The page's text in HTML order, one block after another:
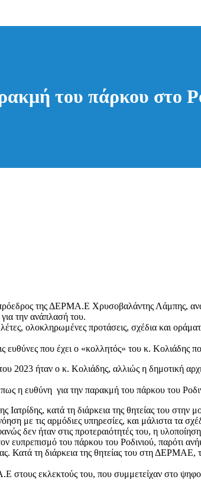
του πάρκου στο
της ΔΕΡΜΑ.Ε Χρυσοβαλάντης Λάμπης,
την ανάπλασή του.
ολοκληρωμένες προτάσεις, σχέδια και
που έχει ο «κολλητός» του κ. Κολιάδης
2023 ήταν ο κ. Κολιάδης, αλλιώς η δημοτική
η ευθύνη για την παρακμή του πάρκου του
κατά τη διάρκεια της θητείας του στην
με τις αρμόδιες υπηρεσίες, και μάλιστα τα
δεν ήταν στις προτεραιότητές του, η
ευπρεπισμό του πάρκου του Ροδινιού, παρότι
Κατά τη διάρκεια της θητείας του στη
εκλεκτούς του, που συμμετείχαν στο